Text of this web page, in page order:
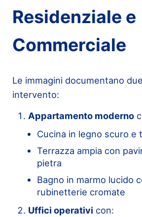
Residenziale e
Commerciale
Le immagini documentano
intervento:
Appartamento moderno
Cucina in legno scuro e
Terrazza ampia con
pietra
Bagno in marmo lucido
rubinetterie cromate
Uffici operativi con: